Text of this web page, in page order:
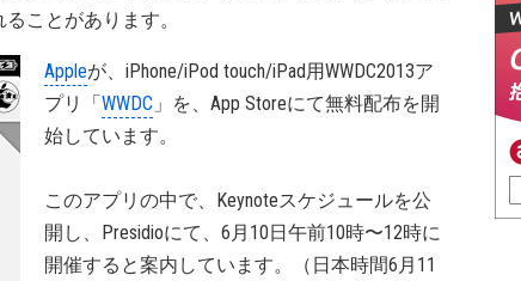
ことがあります。
Appleが、iPhone/iPod touch/iPad用WWDC2013ア
プリ「WWDC 」を、App Storeにて無料配布を開
始しています。
このアプリの中で、Keynoteスケジュールを公
開し、Presidioにて、6月10日午前10時〜12時に
開催すると案内しています。（日本時間6月11